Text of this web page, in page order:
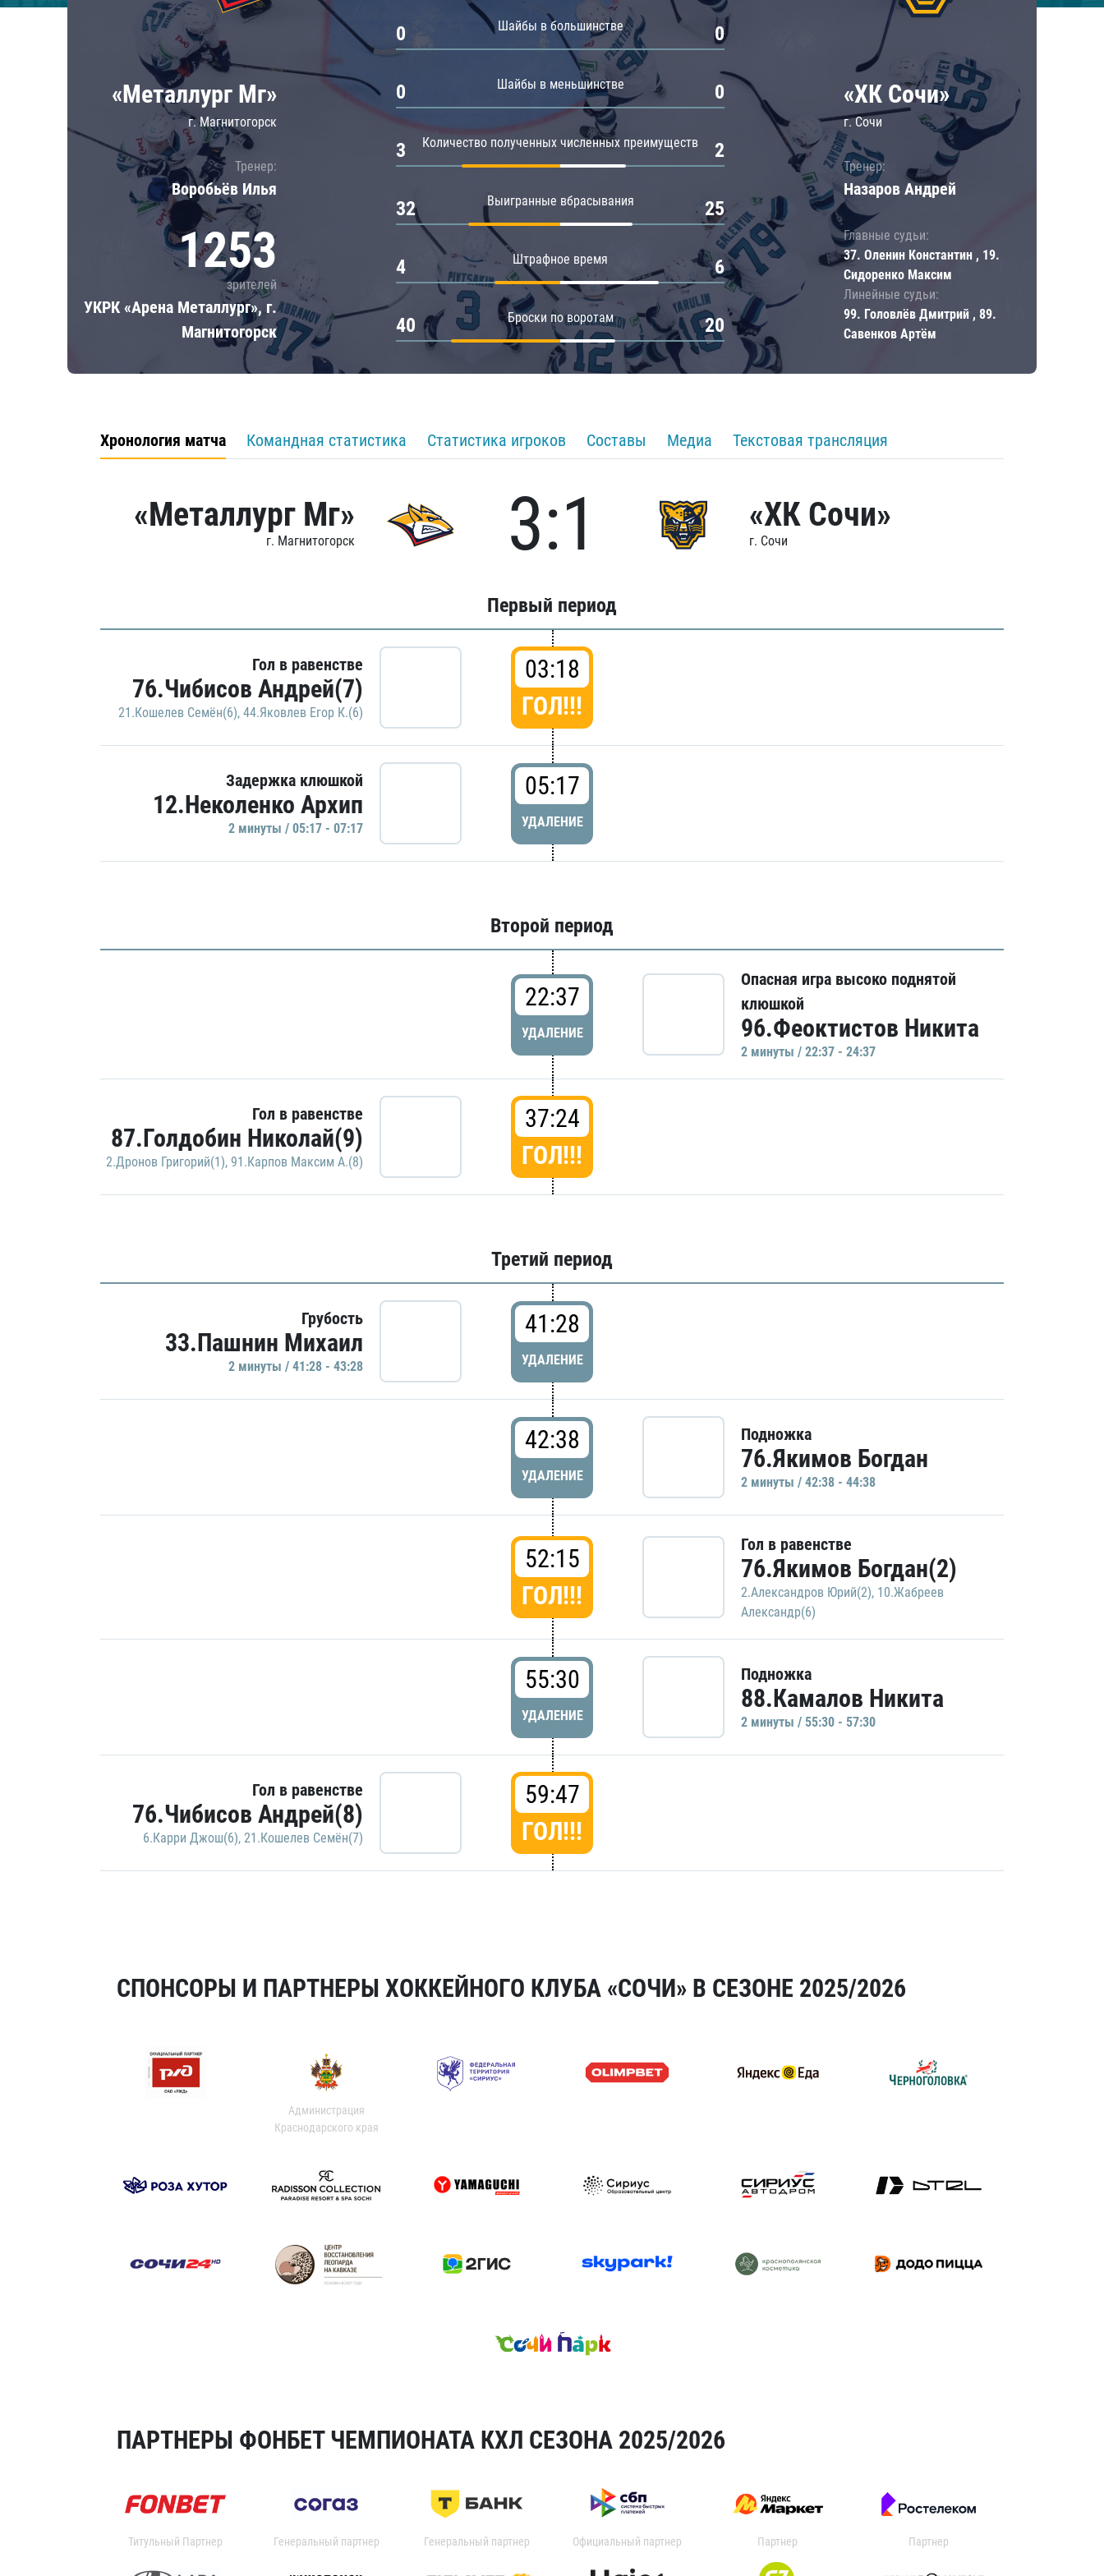
Локомотив
ЦСКА
Шанхайские Драконы
«Металлург Мг»
г. Магнитогорск
Тренер:
Воробьёв Илья
1253
зрителей
УКРК «Арена Металлург», г.
Магнитогорск
Шайбы в большинстве
0 0
Шайбы в меньшинстве
0 0
Количество полученных численных преимуществ
3 2
Выигранные вбрасывания
32 25
Штрафное время
4 6
Броски по воротам
40 20
«ХК Сочи»
г. Сочи
Тренер:
Назаров Андрей
Главные судьи:
37. Оленин Константин , 19.
Сидоренко Максим
Линейные судьи:
99. Головлёв Дмитрий , 89.
Савенков Артём
Хронология матча Командная статистика Статистика игроков Составы Медиа Текстовая трансляция
«Металлург Мг»
г. Магнитогорск 3:1 «ХК Сочи»
г. Сочи
Первый период
Гол в равенстве
76.Чибисов Андрей(7)
21.Кошелев Семён(6), 44.Яковлев Егор К.(6)
03:18
ГОЛ!!!
Задержка клюшкой
12.Неколенко Архип
2 минуты / 05:17 - 07:17
05:17
УДАЛЕНИЕ
Второй период
22:37
УДАЛЕНИЕ
Опасная игра высоко поднятой
клюшкой
96.Феоктистов Никита
2 минуты / 22:37 - 24:37
Гол в равенстве
87.Голдобин Николай(9)
2.Дронов Григорий(1), 91.Карпов Максим А.(8)
37:24
ГОЛ!!!
Третий период
Грубость
33.Пашнин Михаил
2 минуты / 41:28 - 43:28
41:28
УДАЛЕНИЕ
42:38
УДАЛЕНИЕ
Подножка
76.Якимов Богдан
2 минуты / 42:38 - 44:38
52:15
ГОЛ!!!
Гол в равенстве
76.Якимов Богдан(2)
2.Александров Юрий(2), 10.Жабреев
Александр(6)
55:30
УДАЛЕНИЕ
Подножка
88.Камалов Никита
2 минуты / 55:30 - 57:30
Гол в равенстве
76.Чибисов Андрей(8)
6.Карри Джош(6), 21.Кошелев Семён(7)
59:47
ГОЛ!!!
СПОНСОРЫ И ПАРТНЕРЫ ХОККЕЙНОГО КЛУБА «СОЧИ» В СЕЗОНЕ 2025/2026
Администрация
Краснодарского края
ПАРТНЕРЫ ФОНБЕТ ЧЕМПИОНАТА КХЛ СЕЗОНА 2025/2026
Титульный Партнер Генеральный партнер Генеральный партнер Официальный партнер Партнер Партнер